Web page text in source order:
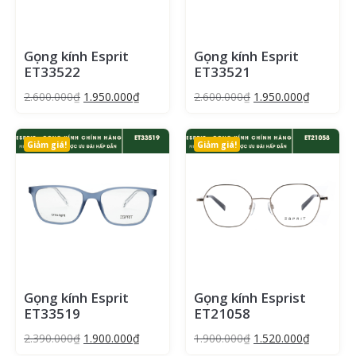
Kính gọn cận viễn loạn thị giá rẻ, bền, đẹp tại matkinhxanh.vn
Thường thì ngoài gọng kính, chúng ta còn cần đặt mua thêm
tròng kính tùy thuộc vào tình trạng mắt. Gọng kính có các ưu
nhược điểm như:
ra dễ dàng và là một vật dụng quá quen thuộc với tất cả
chúng ta.
Tiết kiệm chi phí. Vì gọng kính là sản phẩm rất quen thuộc
và phổ biến trên thị trường nên chi phí của nó không quá
Gọng kính Esprit
ET33522
2.600.000₫ 1.950.000₫
Gọng kính Esprit
ET33521
2.600.000₫ 1.950.000₫
Giảm giá!
Gọng kính Esprit
ET33519
2.390.000₫ 1.900.000₫
Giảm giá!
Gọng kính Esprist
ET21058
1.900.000₫ 1.520.000₫